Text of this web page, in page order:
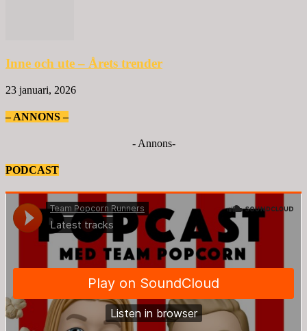
Inne och ute – Årets trender
23 januari, 2026
– ANNONS –
- Annons-
PODCAST